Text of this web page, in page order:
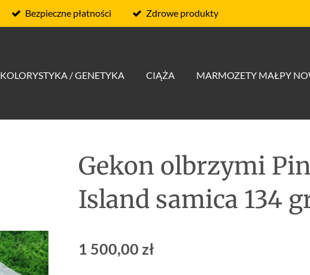
Bezpieczne płatności Zdrowe produkty
KOLORYSTYKA / GENETYKA CIĄŻA MARMOZETY MAŁPY
Gekon olbrzymi
Island samica 134
1 500,00 zł